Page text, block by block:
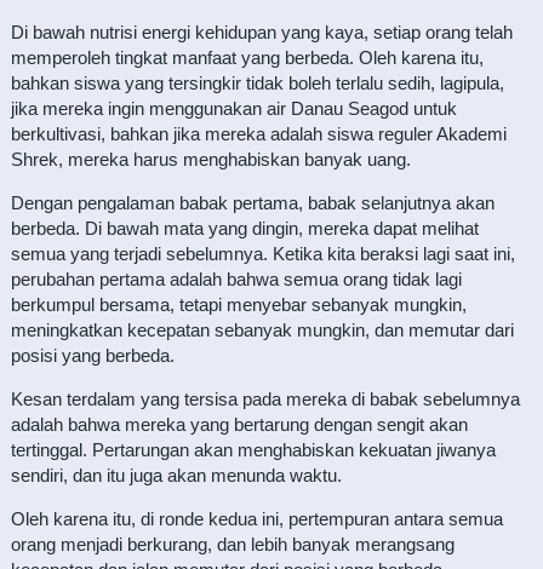
Di bawah nutrisi energi kehidupan yang kaya, setiap orang telah
memperoleh tingkat manfaat yang berbeda. Oleh karena itu,
bahkan siswa yang tersingkir tidak boleh terlalu sedih, lagipula,
jika mereka ingin menggunakan air Danau Seagod untuk
berkultivasi, bahkan jika mereka adalah siswa reguler Akademi
Shrek, mereka harus menghabiskan banyak uang.
Dengan pengalaman babak pertama, babak selanjutnya akan
berbeda. Di bawah mata yang dingin, mereka dapat melihat
semua yang terjadi sebelumnya. Ketika kita beraksi lagi saat ini,
perubahan pertama adalah bahwa semua orang tidak lagi
berkumpul bersama, tetapi menyebar sebanyak mungkin,
meningkatkan kecepatan sebanyak mungkin, dan memutar dari
posisi yang berbeda.
Kesan terdalam yang tersisa pada mereka di babak sebelumnya
adalah bahwa mereka yang bertarung dengan sengit akan
tertinggal. Pertarungan akan menghabiskan kekuatan jiwanya
sendiri, dan itu juga akan menunda waktu.
Oleh karena itu, di ronde kedua ini, pertempuran antara semua
orang menjadi berkurang, dan lebih banyak merangsang